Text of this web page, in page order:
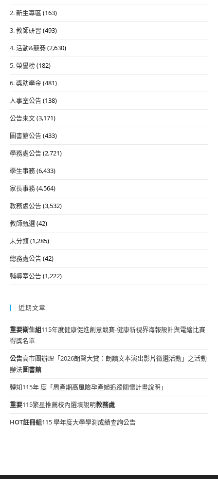
2. 新生專區 (163)
3. 教師研習 (493)
4. 活動&競賽(2,630)
5. 榮譽榜(182)
6. 獎助學金(481)
人事室公告(138)
公告來文(3,171)
圖書館公告(433)
學務處公告(2,721)
學生事務(6,433)
家長事務(4,564)
教務處公告(3,532)
教師甄選(42)
未分類(1,285)
總務處公告(42)
輔導室公告(1,222)
近期文章
重要衛生組115年度健康促進創意競賽-健康新視界海報設計與電繪比賽
得獎名單
公告高市圖辦理「2026朗聲大賞：朗讀文本演出影片徵選活動」之活動
辦法圖書館
轉知115年 度「周產期高風險孕產婦追蹤關懷計畫說明」
重要115繁星推薦校內選填說明教務處
HOT註冊組115 學年度大學學測成績查詢公告